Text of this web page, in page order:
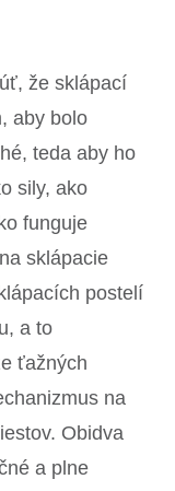
že sklápací
aby bolo
teda aby ho
sily, ako
funguje
sklápacie
postelí
a to
ťažných
na
Obidva
a plne